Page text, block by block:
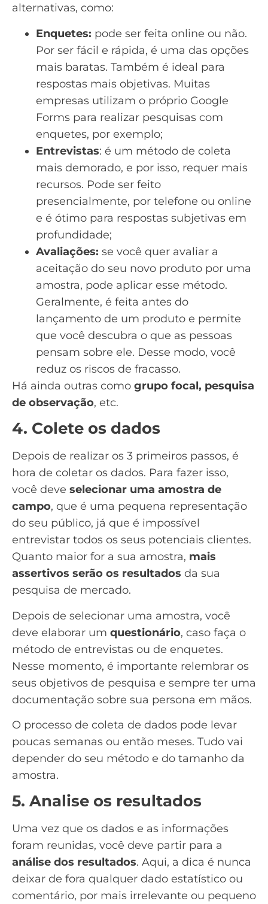
alternativas, como:
Enquetes: pode ser feita online ou não.
Por ser fácil e rápida, é uma das opções
mais baratas. Também é ideal para
respostas mais objetivas. Muitas
empresas utilizam o próprio Google
Forms para realizar pesquisas com
enquetes, por exemplo;
Entrevistas: é um método de coleta
mais demorado, e por isso, requer mais
recursos. Pode ser feito
presencialmente, por telefone ou online
e é ótimo para respostas subjetivas em
profundidade;
Avaliações: se você quer avaliar a
aceitação do seu novo produto por uma
amostra, pode aplicar esse método.
Geralmente, é feita antes do
lançamento de um produto e permite
que você descubra o que as pessoas
pensam sobre ele. Desse modo, você
reduz os riscos de fracasso.
Há ainda outras como grupo focal, pesquisa
de observação, etc.
4. Colete os dados
Depois de realizar os 3 primeiros passos, é
hora de coletar os dados. Para fazer isso,
você deve selecionar uma amostra de
campo, que é uma pequena representação
do seu público, já que é impossível
entrevistar todos os seus potenciais clientes.
Quanto maior for a sua amostra, mais
assertivos serão os resultados da sua
pesquisa de mercado.
Depois de selecionar uma amostra, você
deve elaborar um questionário, caso faça o
método de entrevistas ou de enquetes.
Nesse momento, é importante relembrar os
seus objetivos de pesquisa e sempre ter uma
documentação sobre sua persona em mãos.
O processo de coleta de dados pode levar
poucas semanas ou então meses. Tudo vai
depender do seu método e do tamanho da
amostra.
5. Analise os resultados
Uma vez que os dados e as informações
foram reunidas, você deve partir para a
análise dos resultados. Aqui, a dica é nunca
deixar de fora qualquer dado estatístico ou
comentário, por mais irrelevante ou pequeno